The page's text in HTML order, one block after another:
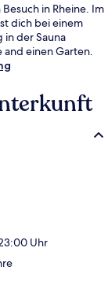
in Rheine. Im
dich bei einem
in der Sauna
and einen Garten.
Uhr